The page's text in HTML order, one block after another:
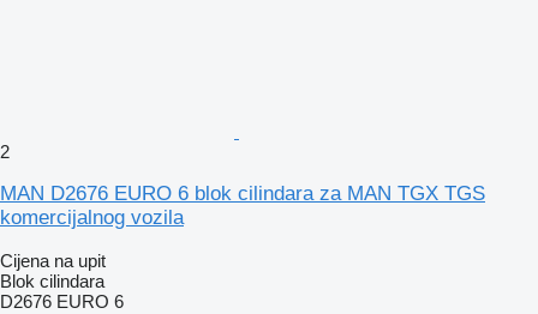
2
MAN D2676 EURO 6 blok cilindara za MAN TGX TGS
komercijalnog vozila
Cijena na upit
Blok cilindara
D2676 EURO 6